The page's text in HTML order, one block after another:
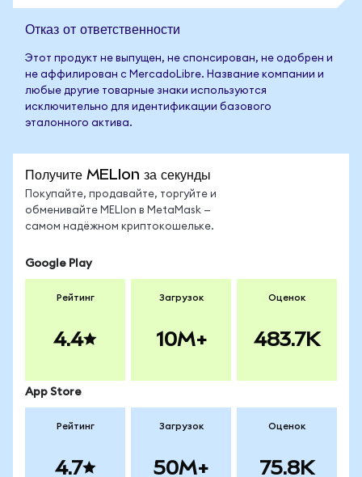
Отказ от ответственности
Этот продукт не выпущен, не спонсирован, не одобрен и
не аффилирован с MercadoLibre. Название компании и
любые другие товарные знаки используются
исключительно для идентификации базового
эталонного актива.
Получите MELIon за секунды
Покупайте, продавайте, торгуйте и
обменивайте MELIon в MetaMask —
самом надёжном криптокошельке.
Google Play
Рейтинг
4.4
Загрузок
10M+
Оценок
483.7K
App Store
Рейтинг
4.7
Загрузок
50M+
Оценок
75.8K